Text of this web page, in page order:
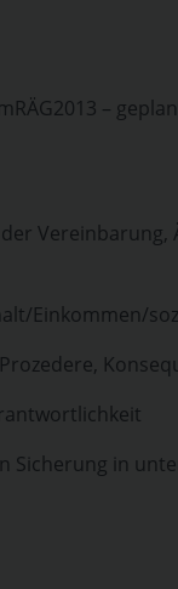
–
Vereinbarung,
Einkommen/
Sicherung in